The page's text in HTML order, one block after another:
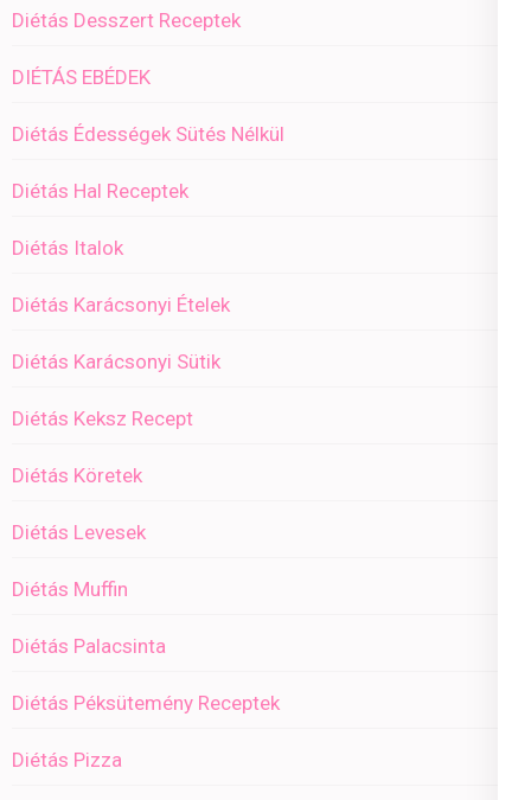
Diétás Desszert Receptek
DIÉTÁS EBÉDEK
Diétás Édességek Sütés Nélkül
Diétás Hal Receptek
Diétás Italok
Diétás Karácsonyi Ételek
Diétás Karácsonyi Sütik
Diétás Keksz Recept
Diétás Köretek
Diétás Levesek
Diétás Muffin
Diétás Palacsinta
Diétás Péksütemény Receptek
Diétás Pizza